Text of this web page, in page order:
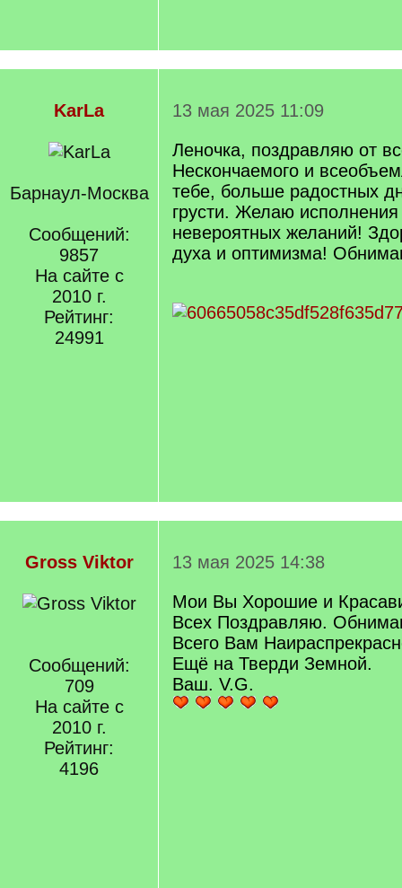
KarLa
Барнаул-Москва
Сообщений:
9857
На сайте с
2010 г.
Рейтинг:
24991
13 мая 2025 11:09
Леночка, поздравляю от
Нескончаемого и
тебе, больше радостных
грусти. Желаю
невероятных желаний!
духа и оптимизма!
Gross Viktor
Сообщений:
709
На сайте с
2010 г.
Рейтинг:
4196
13 мая 2025 14:38
Мои Вы Хорошие и
Всех Поздравляю.
Всего Вам
Ещё на Тверди Земной.
Ваш. V.G.